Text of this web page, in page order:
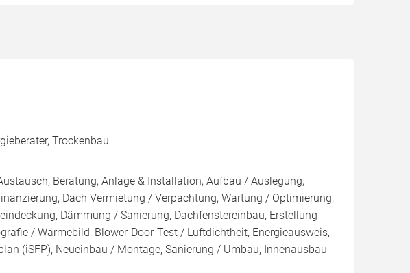
Trockenbau
Beratung, Anlage & Installation, Aufbau / Auslegung,
Dach Vermietung / Verpachtung, Wartung / Optimierung,
Dämmung / Sanierung, Dachfenstereinbau, Erstellung
/ Wärmebild, Blower-Door-Test / Luftdichtheit, Energieausweis,
(iSFP), Neueinbau / Montage, Sanierung / Umbau, Innenausbau